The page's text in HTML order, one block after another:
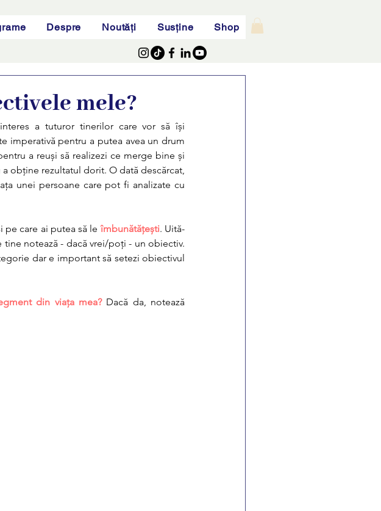
Despre Noutăți Susține Shop
mele?
a tuturor tinerilor care vor să își
imperativă pentru a putea avea un drum
a reuși să realizezi ce merge bine și
obține rezultatul dorit. O dată descărcat,
unei persoane care pot fi analizate cu
pe care ai putea să le îmbunătățești. Uită-
notează - dacă vrei/poți - un obiectiv.
dar e important să setezi obiectivul
din viața mea? Dacă da, notează